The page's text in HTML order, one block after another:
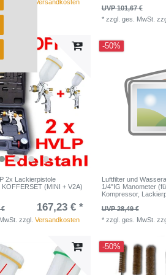
Versandkosten
UVP 101,67 €
* zzgl. ges. MwSt.
2x Lackierpistole
KOFFERSET (MINI + V2A)
€
167,23 € *
zzgl. Versandkosten
-50%
Luftfilter und
1/4"IG Manometer
Kompressor,
UVP 28,49 €
* zzgl. ges. MwSt.
-50%